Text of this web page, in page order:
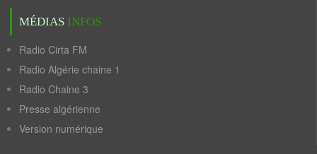
MÉDIAS INFOS
Radio Cirta FM
Radio Algérie chaine 1
Radio Chaine 3
Presse algérienne
Version numérique